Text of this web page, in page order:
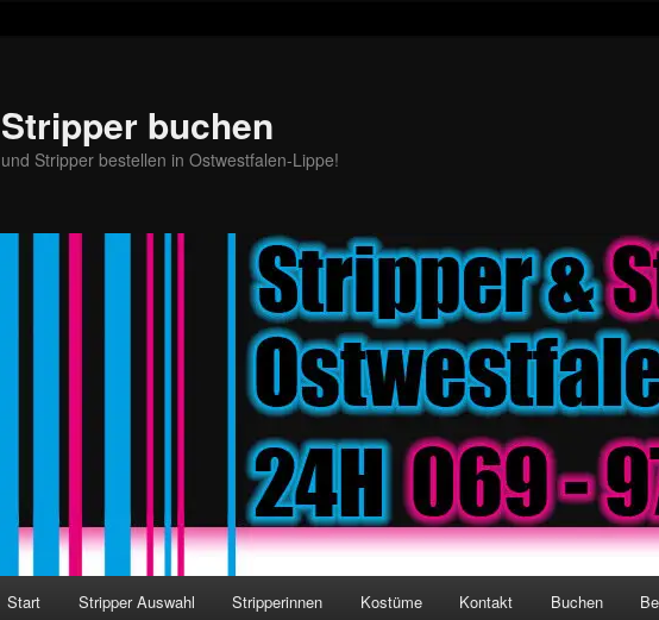
Stripper buchen
und Stripper bestellen in Ostwestfalen-Lippe!
Zum Inhalt wechseln
Zum sekundären Inhalt wechseln
Start Stripper Auswahl Stripperinnen Kostüme Kontakt Buchen